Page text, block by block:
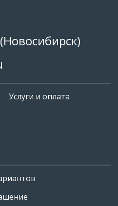
(Новосибирск)
Услуги и оплата